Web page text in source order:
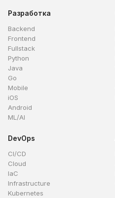
Разработка
Backend
Frontend
Fullstack
Python
Java
Go
Mobile
iOS
Android
ML/AI
DevOps
CI/CD
Cloud
IaC
Infrastructure
Kubernetes